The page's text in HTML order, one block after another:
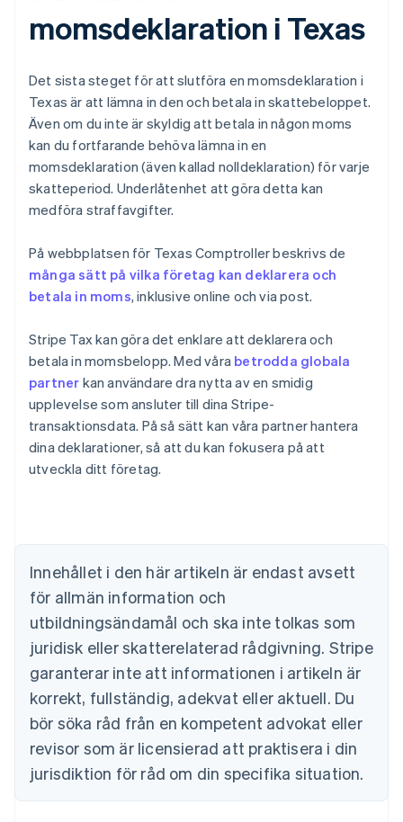
momsdeklaration i Texas
Det sista steget för att slutföra en momsdeklaration i
Texas är att lämna in den och betala in skattebeloppet.
Även om du inte är skyldig att betala in någon moms
kan du fortfarande behöva lämna in en
momsdeklaration (även kallad nolldeklaration) för varje
skatteperiod. Underlåtenhet att göra detta kan
medföra straffavgifter.
På webbplatsen för Texas Comptroller beskrivs de
många sätt på vilka företag kan deklarera och
betala in moms, inklusive online och via post.
Stripe Tax kan göra det enklare att deklarera och
betala in momsbelopp. Med våra betrodda globala
partner kan användare dra nytta av en smidig
upplevelse som ansluter till dina Stripe-
transaktionsdata. På så sätt kan våra partner hantera
dina deklarationer, så att du kan fokusera på att
utveckla ditt företag.
Innehållet i den här artikeln är endast avsett
för allmän information och
utbildningsändamål och ska inte tolkas som
juridisk eller skatterelaterad rådgivning. Stripe
garanterar inte att informationen i artikeln är
korrekt, fullständig, adekvat eller aktuell. Du
bör söka råd från en kompetent advokat eller
revisor som är licensierad att praktisera i din
jurisdiktion för råd om din specifika situation.
Australien
English
PortuguêsEnglish
Bulgarien
English
Cypern
English
Danmark
English
Estland
Fastlandskina
简体中文English
Finland
English Svenska
Frankrike